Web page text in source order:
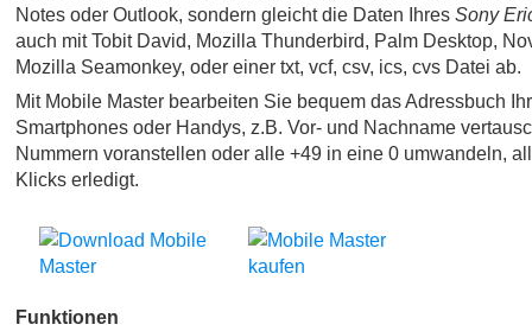
Notes oder Outlook, sondern gleicht die Daten Ihres Sony
auch mit Tobit David, Mozilla Thunderbird, Palm Desktop,
Mozilla Seamonkey, oder einer txt, vcf, csv, ics, cvs Datei ab.
Mit Mobile Master bearbeiten Sie bequem das Adressbuch
Smartphones oder Handys, z.B. Vor- und Nachname
Nummern voranstellen oder alle +49 in eine 0 umwandeln,
Klicks erledigt.
Funktionen